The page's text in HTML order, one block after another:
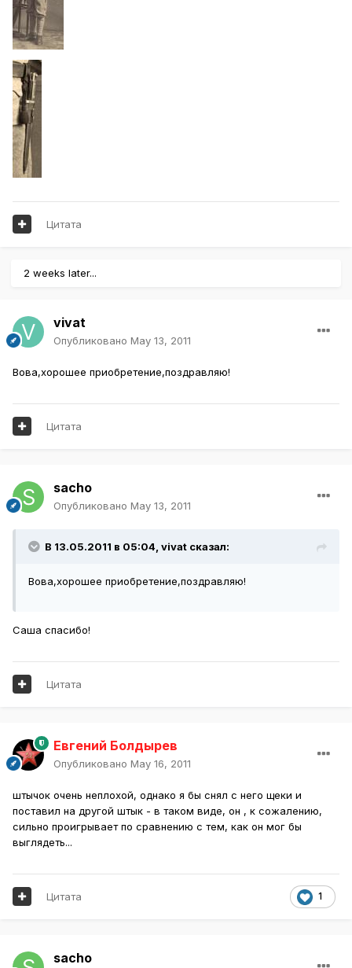
Цитата
2 weeks later...
vivat
Опубликовано May 13, 2011
Вова,хорошее приобретение,поздравляю!
Цитата
sacho
Опубликовано May 13, 2011
В 13.05.2011 в 05:04, vivat сказал:
Вова,хорошее приобретение,поздравляю!
Саша спасибо!
Цитата
Евгений Болдырев
Опубликовано May 16, 2011
штычок очень неплохой, однако я бы снял с него щеки и
поставил на другой штык - в таком виде, он , к сожалению,
сильно проигрывает по сравнению с тем, как он мог бы
выглядеть...
1
Цитата
sacho